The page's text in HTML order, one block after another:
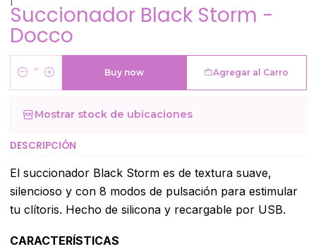
Succionador Black Storm -
Docco
Cantidad
Agregar al Carro
Buy now
Mostrar stock de ubicaciones
DESCRIPCIÓN
El succionador Black Storm es de textura suave,
silencioso y con 8 modos de pulsación para estimular
tu clítoris. Hecho de silicona y recargable por USB.
CARACTERÍSTICAS